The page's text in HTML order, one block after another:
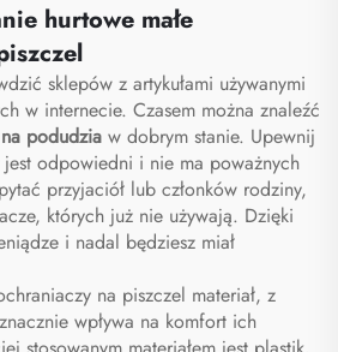
hurtowe małe
sklepów z artykułami używanymi
w internecie. Czasem można znaleźć
podudzia w dobrym stanie. Upewnij
odpowiedni i nie ma poważnych
przyjaciół lub członków rodziny,
których już nie używają. Dzięki
i nadal będziesz miał
na piszczel materiał, z
wpływa na komfort ich